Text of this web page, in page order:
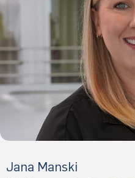
Jana Manski